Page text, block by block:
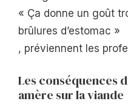
« Ça donne un goût
brûlures d’estomac »
, préviennent les
Les conséquences
amère sur la viande